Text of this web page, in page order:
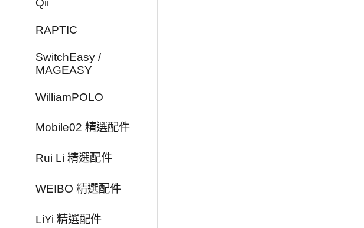
Qii
RAPTIC
SwitchEasy /
MAGEASY
WilliamPOLO
Mobile02 精選配件
Rui Li 精選配件
WEIBO 精選配件
LiYi 精選配件